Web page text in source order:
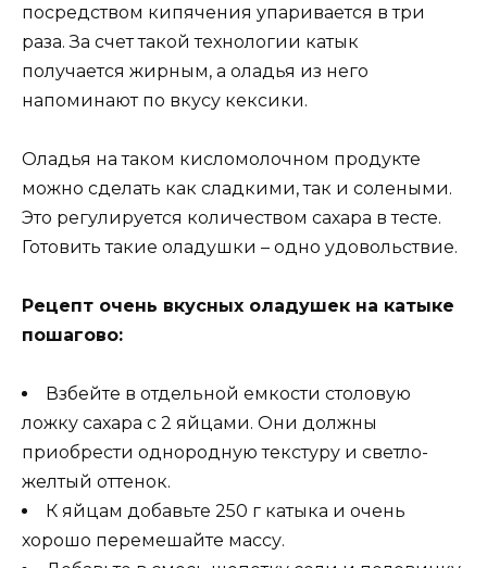
посредством кипячения упаривается в три
раза. За счет такой технологии катык
получается жирным, а оладья из него
напоминают по вкусу кексики.
Оладья на таком кисломолочном продукте
можно сделать как сладкими, так и солеными.
Это регулируется количеством сахара в тесте.
Готовить такие оладушки – одно удовольствие.
Рецепт очень вкусных оладушек на катыке
пошагово:
Взбейте в отдельной емкости столовую
ложку сахара с 2 яйцами. Они должны
приобрести однородную текстуру и светло-
желтый оттенок.
К яйцам добавьте 250 г катыка и очень
хорошо перемешайте массу.